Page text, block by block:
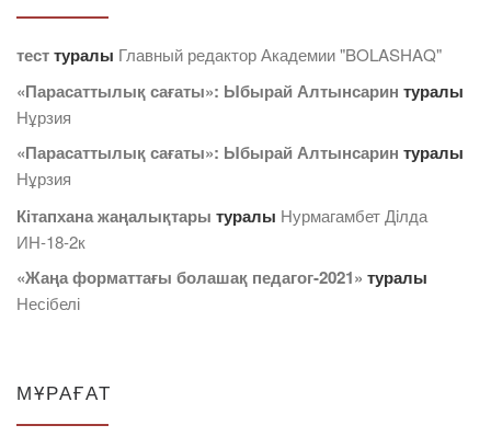
тесттуралы Главный редактор Академии "BOLASHAQ"
«Парасаттылық сағаты»: Ыбырай Алтынсарин туралы
Нұрзия
«Парасаттылық сағаты»: Ыбырай Алтынсарин туралы
Нұрзия
Кітапхана жаңалықтары туралы Нурмагамбет Дiлда
ИН-18-2к
«Жаңа форматтағы болашақ педагог-2021» туралы
Несібелі
МҰРАҒАТ